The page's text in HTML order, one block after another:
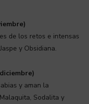
de los retos e intensas
y Obsidiana.
y aman la
Sodalita y